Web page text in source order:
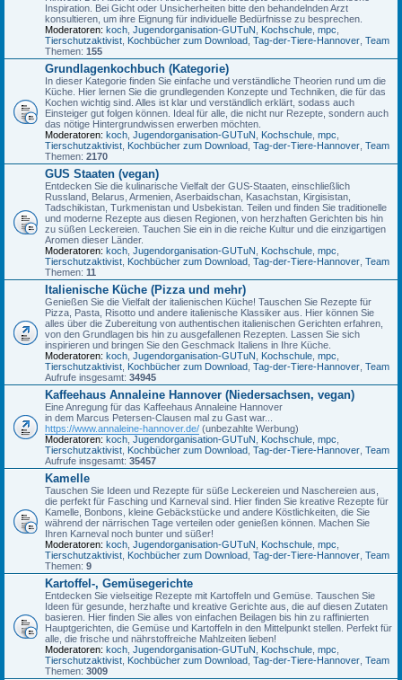
Inspiration. Bei Gicht oder Unsicherheiten bitte den behandelnden Arzt
konsultieren, um ihre Eignung für individuelle Bedürfnisse zu besprechen.
Moderatoren: koch Jugendorganisation-GUTuN Kochschule mpc
Tierschutzaktivist Kochbücher zum Download Tag-der-Tiere-Hannover Team
Themen: 155
Grundlagenkochbuch (Kategorie)
In dieser Kategorie finden Sie einfache und verständliche Theorien rund um die
Küche. Hier lernen Sie die grundlegenden Konzepte und Techniken, die für das
Kochen wichtig sind. Alles ist klar und verständlich erklärt, sodass auch
Einsteiger gut folgen können. Ideal für alle, die nicht nur Rezepte, sondern auch
das nötige Hintergrundwissen erwerben möchten.
Moderatoren: koch Jugendorganisation-GUTuN Kochschule mpc
Tierschutzaktivist Kochbücher zum Download Tag-der-Tiere-Hannover Team
Themen: 2170
GUS Staaten (vegan)
Entdecken Sie die kulinarische Vielfalt der GUS-Staaten, einschließlich
Russland, Belarus, Armenien, Aserbaidschan, Kasachstan, Kirgisistan,
Tadschikistan, Turkmenistan und Usbekistan. Teilen und finden Sie traditionelle
und moderne Rezepte aus diesen Regionen, von herzhaften Gerichten bis hin
zu süßen Leckereien. Tauchen Sie ein in die reiche Kultur und die einzigartigen
Aromen dieser Länder.
Moderatoren: koch Jugendorganisation-GUTuN Kochschule mpc
Tierschutzaktivist Kochbücher zum Download Tag-der-Tiere-Hannover Team
Themen: 11
Italienische Küche (Pizza und mehr)
Genießen Sie die Vielfalt der italienischen Küche! Tauschen Sie Rezepte für
Pizza, Pasta, Risotto und andere italienische Klassiker aus. Hier können Sie
alles über die Zubereitung von authentischen italienischen Gerichten erfahren,
von den Grundlagen bis hin zu ausgefallenen Rezepten. Lassen Sie sich
inspirieren und bringen Sie den Geschmack Italiens in Ihre Küche.
Moderatoren: koch Jugendorganisation-GUTuN Kochschule mpc
Tierschutzaktivist Kochbücher zum Download Tag-der-Tiere-Hannover Team
Aufrufe insgesamt: 34945
Kaffeehaus Annaleine Hannover (Niedersachsen, vegan)
Eine Anregung für das Kaffeehaus Annaleine Hannover
in dem Marcus Petersen-Clausen mal zu Gast war...
https://www.annaleine-hannover.de/ (unbezahlte Werbung)
Moderatoren: koch Jugendorganisation-GUTuN Kochschule mpc
Tierschutzaktivist Kochbücher zum Download Tag-der-Tiere-Hannover Team
Aufrufe insgesamt: 35457
Kamelle
Tauschen Sie Ideen und Rezepte für süße Leckereien und Naschereien aus,
die perfekt für Fasching und Karneval sind. Hier finden Sie kreative Rezepte für
Kamelle, Bonbons, kleine Gebäckstücke und andere Köstlichkeiten, die Sie
während der närrischen Tage verteilen oder genießen können. Machen Sie
Ihren Karneval noch bunter und süßer!
Moderatoren: koch Jugendorganisation-GUTuN Kochschule mpc
Tierschutzaktivist Kochbücher zum Download Tag-der-Tiere-Hannover Team
Themen: 9
Kartoffel-, Gemüsegerichte
Entdecken Sie vielseitige Rezepte mit Kartoffeln und Gemüse. Tauschen Sie
Ideen für gesunde, herzhafte und kreative Gerichte aus, die auf diesen Zutaten
basieren. Hier finden Sie alles von einfachen Beilagen bis hin zu raffinierten
Hauptgerichten, die Gemüse und Kartoffeln in den Mittelpunkt stellen. Perfekt für
alle, die frische und nährstoffreiche Mahlzeiten lieben!
Moderatoren: koch Jugendorganisation-GUTuN Kochschule mpc
Tierschutzaktivist Kochbücher zum Download Tag-der-Tiere-Hannover Team
Themen: 3009